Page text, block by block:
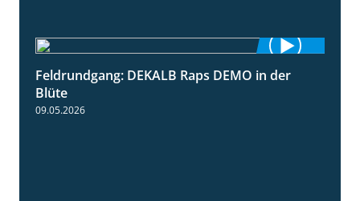
2:37
Feldrundgang: DEKALB Raps DEMO in der
Blüte
09.05.2026